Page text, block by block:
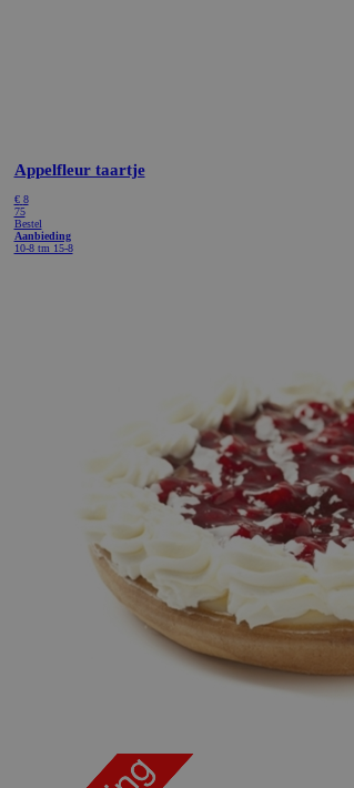
Appelfleur taartje
€ 8
75
Bestel
Aanbieding
10-8 tm 15-8